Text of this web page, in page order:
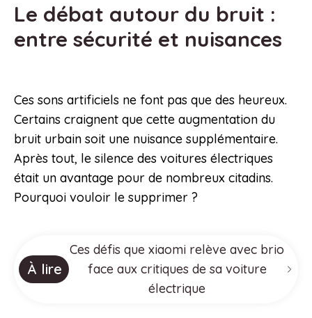
Le débat autour du bruit :
entre sécurité et nuisances
Ces sons artificiels ne font pas que des heureux.
Certains craignent que cette augmentation du
bruit urbain soit une nuisance supplémentaire.
Après tout, le silence des voitures électriques
était un avantage pour de nombreux citadins.
Pourquoi vouloir le supprimer ?
À lire
Ces défis que xiaomi relève avec brio
face aux critiques de sa voiture
électrique